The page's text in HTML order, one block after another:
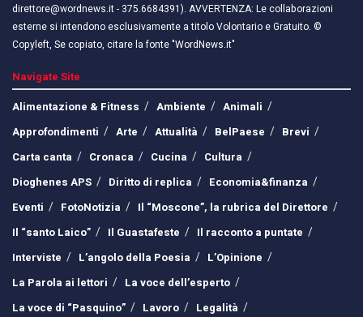
direttore@wordnews.it - ​​375.6684391). AVVERTENZA: Le collaborazioni
esterne si intendono esclusivamente a titolo Volontario e Gratuito. ©
Copyleft, Se copiato, citare la fonte "WordNews.it"
Navigate Site
Alimentazione & Fitness
Ambiente
Animali
Approfondimenti
Arte Attualità BelPaese
Brevi
Carta canta
Cronaca Cucina
Cultura
Dioghenes APS
Diritto di replica
Economia&finanza
Eventi
FotoNotizia
Il “Moscone”, la rubrica del Direttore
Il “santo Laico”
Il Guastafeste
Il racconto a puntate
Interviste
L’angolo della Poesia
L’Opinione
La Parola ai lettori
La voce dell’esperto
La voce di “Pasquino”
Lavoro
Legalità